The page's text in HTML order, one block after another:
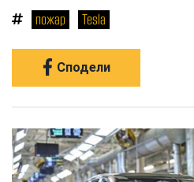
пожар Tesla
Сподели